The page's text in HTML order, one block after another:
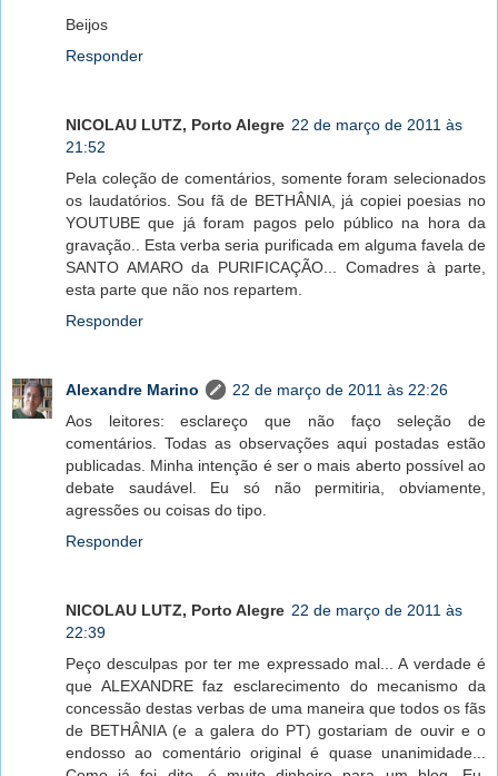
Beijos
Responder
NICOLAU LUTZ, Porto Alegre 22 de março de 2011 às
21:52
Pela coleção de comentários, somente foram selecionados
os laudatórios. Sou fã de BETHÂNIA, já copiei poesias no
YOUTUBE que já foram pagos pelo público na hora da
gravação.. Esta verba seria purificada em alguma favela de
SANTO AMARO da PURIFICAÇÃO... Comadres à parte,
esta parte que não nos repartem.
Responder
Alexandre Marino
22 de março de 2011 às 22:26
Aos leitores: esclareço que não faço seleção de
comentários. Todas as observações aqui postadas estão
publicadas. Minha intenção é ser o mais aberto possível ao
debate saudável. Eu só não permitiria, obviamente,
agressões ou coisas do tipo.
Responder
NICOLAU LUTZ, Porto Alegre 22 de março de 2011 às
22:39
Peço desculpas por ter me expressado mal... A verdade é
que ALEXANDRE faz esclarecimento do mecanismo da
concessão destas verbas de uma maneira que todos os fãs
de BETHÂNIA (e a galera do PT) gostariam de ouvir e o
endosso ao comentário original é quase unanimidade...